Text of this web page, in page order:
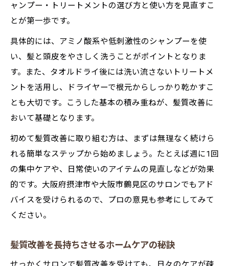
ャンプー・トリートメントの選び方と使い方を見直すこ
とが第一歩です。
具体的には、アミノ酸系や低刺激性のシャンプーを使
い、髪と頭皮をやさしく洗うことがポイントとなりま
す。また、タオルドライ後には洗い流さないトリートメ
ントを活用し、ドライヤーで根元からしっかり乾かすこ
とも大切です。こうした基本の積み重ねが、髪質改善に
おいて基礎となります。
初めて髪質改善に取り組む方は、まずは無理なく続けら
れる簡単なステップから始めましょう。たとえば週に1回
の集中ケアや、日常使いのアイテムの見直しなどが効果
的です。大阪府摂津市や大阪市鶴見区のサロンでもアド
バイスを受けられるので、プロの意見も参考にしてみて
ください。
髪質改善を長持ちさせるホームケアの秘訣